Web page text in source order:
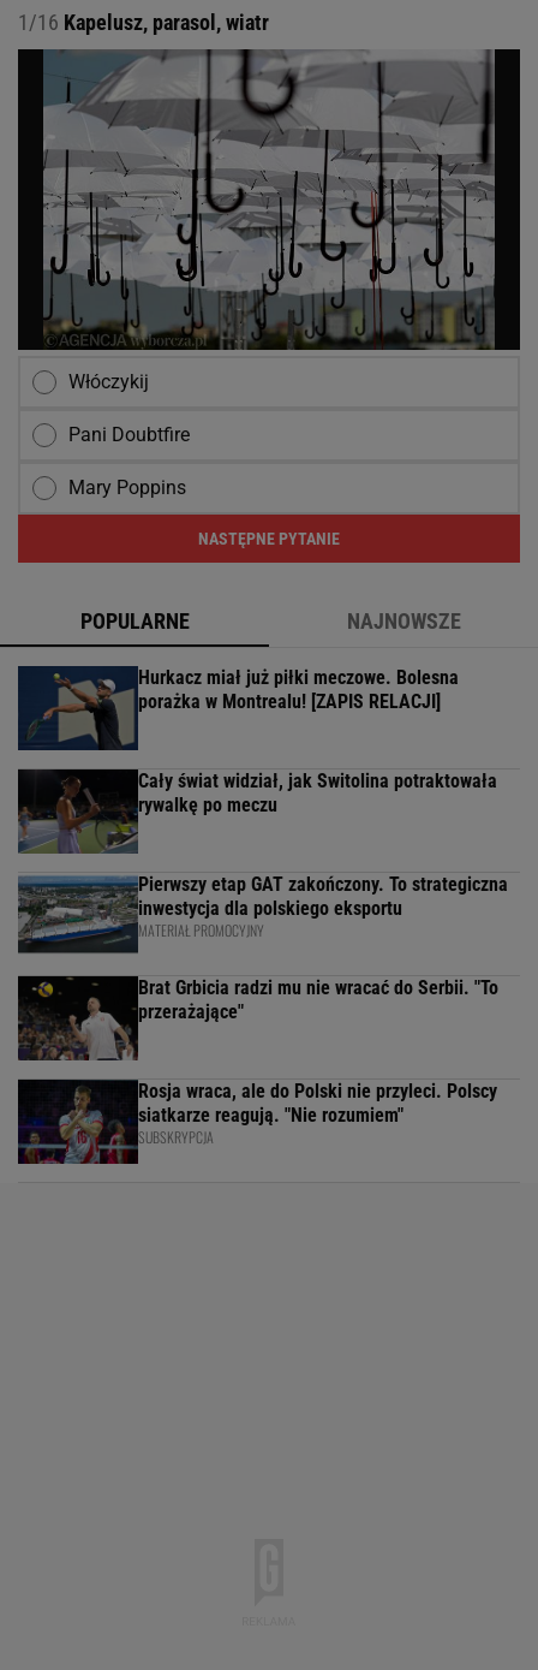
1/16 Kapelusz, parasol, wiatr
Włóczykij
Pani Doubtfire
Mary Poppins
NASTĘPNE PYTANIE
POPULARNE NAJNOWSZE
Hurkacz miał już piłki meczowe. Bolesna
porażka w Montrealu! [ZAPIS RELACJI]
Cały świat widział, jak Switolina potraktowała
rywalkę po meczu
Pierwszy etap GAT zakończony. To strategiczna
inwestycja dla polskiego eksportu
MATERIAŁ PROMOCYJNY
Brat Grbicia radzi mu nie wracać do Serbii. "To
przerażające"
Rosja wraca, ale do Polski nie przyleci. Polscy
siatkarze reagują. "Nie rozumiem"
SUBSKRYPCJA